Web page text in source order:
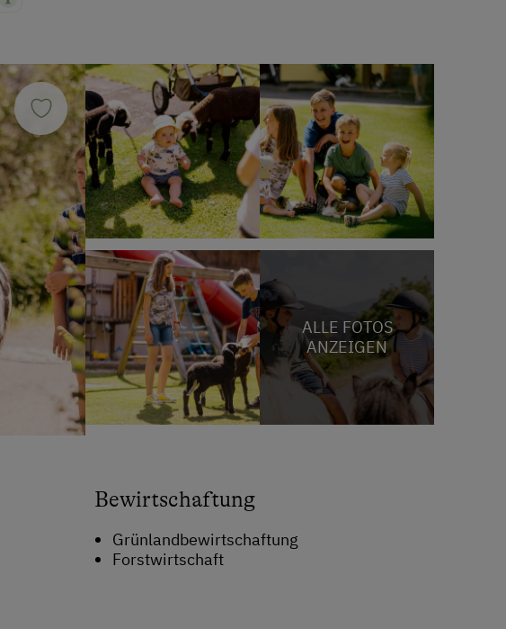
ALLE FOTOS
ANZEIGEN
Bewirtschaftung
Grünlandbewirtschaftung
Forstwirtschaft